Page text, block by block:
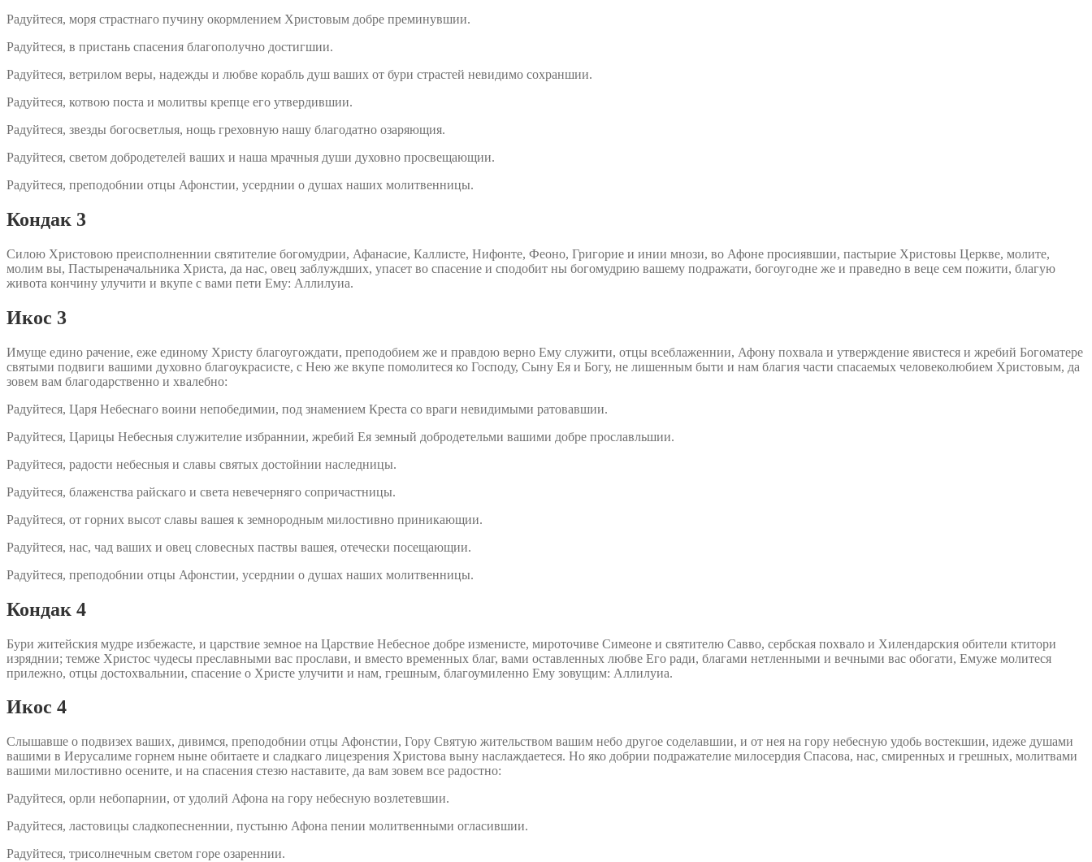
Радуйтеся, моря страстнаго пучину окормлением Христовым добре преминувшии.
Радуйтеся, в пристань спасения благополучно достигшии.
Радуйтеся, ветрилом веры, надежды и любве корабль душ ваших от бури страстей невидимо сохраншии.
Радуйтеся, котвою поста и молитвы крепце его утвердившии.
Радуйтеся, звезды богосветлыя, нощь греховную нашу благодатно озаряющия.
Радуйтеся, светом добродетелей ваших и наша мрачныя души духовно просвещающии.
Радуйтеся, преподобнии отцы Афонстии, усерднии о душах наших молитвенницы.
Кондак 3
Силою Христовою преисполненнии святителие богомудрии, Афанасие, Каллисте, Нифонте, Феоно, Григорие и инии мнози, во Афоне просиявшии, пастырие Христовы Церкве, молите,
молим вы, Пастыреначальника Христа, да нас, овец заблуждших, упасет во спасение и сподобит ны богомудрию вашему подражати, богоугодне же и праведно в веце сем пожити, благую
живота кончину улучити и вкупе с вами пети Ему: Аллилуиа.
Икос 3
Имуще едино рачение, еже единому Христу благоугождати, преподобием же и правдою верно Ему служити, отцы всеблаженнии, Афону похвала и утверждение явистеся и жребий Богоматере
святыми подвиги вашими духовно благоукрасисте, с Нею же вкупе помолитеся ко Господу, Сыну Ея и Богу, не лишенным быти и нам благия части спасаемых человеколюбием Христовым, да
зовем вам благодарственно и хвалебно:
Радуйтеся, Царя Небеснаго воини непобедимии, под знамением Креста со враги невидимыми ратовавшии.
Радуйтеся, Царицы Небесныя служителие избраннии, жребий Ея земный добродетельми вашими добре прославльшии.
Радуйтеся, радости небесныя и славы святых достойнии наследницы.
Радуйтеся, блаженства райскаго и света невечерняго сопричастницы.
Радуйтеся, от горних высот славы вашея к земнородным милостивно приникающии.
Радуйтеся, нас, чад ваших и овец словесных паствы вашея, отечески посещающии.
Радуйтеся, преподобнии отцы Афонстии, усерднии о душах наших молитвенницы.
Кондак 4
Бури житейския мудре избежасте, и царствие земное на Царствие Небесное добре изменисте, мироточиве Симеоне и святителю Савво, сербская похвало и Хилендарския обители ктитори
изряднии; темже Христос чудесы преславными вас прослави, и вместо временных благ, вами оставленных любве Его ради, благами нетленными и вечными вас обогати, Емуже молитеся
прилежно, отцы достохвальнии, спасение о Христе улучити и нам, грешным, благоумиленно Ему зовущим: Аллилуиа.
Икос 4
Слышавше о подвизех ваших, дивимся, преподобнии отцы Афонстии, Гору Святую жительством вашим небо другое соделавшии, и от нея на гору небесную удобь востекшии, идеже душами
вашими в Иерусалиме горнем ныне обитаете и сладкаго лицезрения Христова выну наслаждаетеся. Но яко добрии подражателие милосердия Спасова, нас, смиренных и грешных, молитвами
вашими милостивно осените, и на спасения стезю наставите, да вам зовем все радостно:
Радуйтеся, орли небопарнии, от удолий Афона на гору небесную возлетевшии.
Радуйтеся, ластовицы сладкопесненнии, пустыню Афона пении молитвенными огласившии.
Радуйтеся, трисолнечным светом горе озареннии.